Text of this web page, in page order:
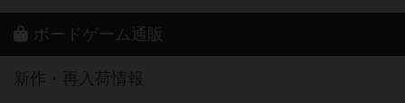
ボードゲーム通販
新作・再入荷情報